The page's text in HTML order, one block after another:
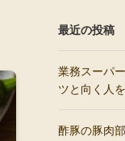
最近の投稿
業務スーパ
ツと向く人
酢豚の豚肉